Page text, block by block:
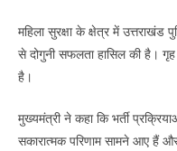
महिला सुरक्षा के क्षेत्र में उत्तराखंड
से दोगुनी सफलता हासिल की है। गृह
है।
मुख्यमंत्री ने कहा कि भर्ती
सकारात्मक परिणाम सामने आए हैं